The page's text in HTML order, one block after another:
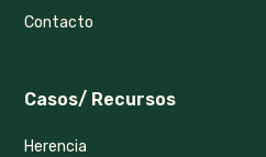
Contacto
Casos/ Recursos
Herencia